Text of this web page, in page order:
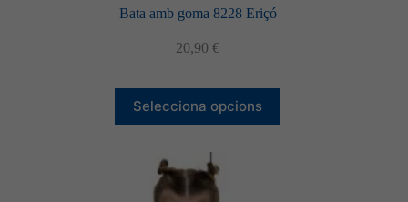
Bata amb goma 8228 Eriçó
20,90€
Selecciona opcions
producte
té
variants.
Les
opcions